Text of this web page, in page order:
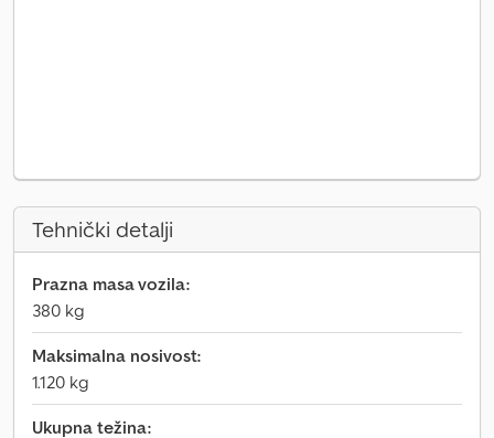
Tehnički detalji
Prazna masa vozila:
380 kg
Maksimalna nosivost:
1.120 kg
Ukupna težina: